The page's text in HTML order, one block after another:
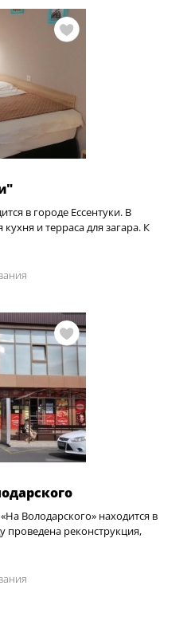
в городе Ессентуки. В
и терраса для загара. К
Володарского» находится в
проведена реконструкция,